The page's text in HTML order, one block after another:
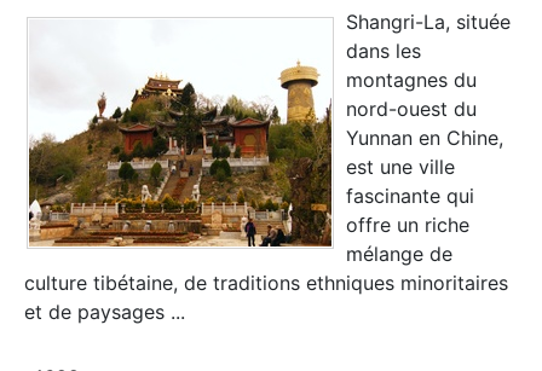
Shangri-La, située
dans les
montagnes du
nord-ouest du
Yunnan en Chine,
est une ville
fascinante qui
offre un riche
mélange de
culture tibétaine, de traditions ethniques minoritaires
et de paysages ...